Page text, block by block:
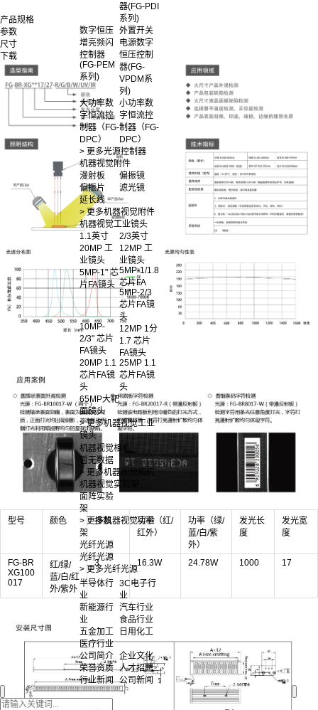
器(FG-PDI
系列)
数字恒压
增亮频闪
控制器
(FG-PEM
系列)
外置开关
电源数字
恒压控制
器(FG-
VPDM系
列)
大功率数
字恒流控
制器（FG-
DPC）
小功率数
字恒流控
制器（FG-
DPC）
> 更多光源控制器
机器视觉附件
漫射板
偏振镜
偏振片
滤光镜
延长线
> 更多机器视觉附件
机器视觉工业镜头
1.1英寸
20MP 工
业镜头
2/3英寸
12MP 工
业镜头
5MP-1" 芯
片FA镜头
5MP-1/1.8
芯片FA
5MP-2/3
芯片FA镜
头
10MP-
2/3" 芯片
FA镜头
12MP 1分
1.7 芯片
FA镜头
20MP 1.1
芯片FA镜
头
25MP 1.1
芯片FA镜
头
65MP大靶
面镜头
> 更多机器视觉工业
镜头
机器视觉相机
暂无数据
> 更多机器视觉相机
机器视觉实验架
面阵实验
架
> 更多机器视觉实验
架
光纤光源
光纤光源
> 更多光纤光源
半导体行
业
3C电子行
业
新能源行
业
汽车行业
食品行业
五金加工
日用化工
医疗行业
公司简介 企业文化
荣誉资质 人才招聘
行业新闻 公司新闻
产品规格
参数
尺寸
下载
型号 颜色 排数
功率（红/
红外）
功率（绿/
蓝/白/紫
外）
发光长
度
发光宽
度
FG-BR
XG100
017
红/绿/
蓝/白/红
外/紫外
3 16.3W 24.78W 1000 17